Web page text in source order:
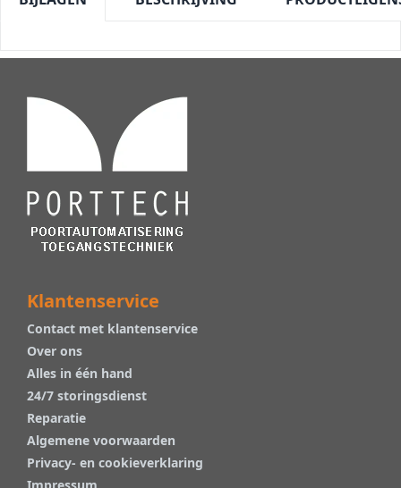
Klantenservice
Contact met klantenservice
Over ons
Alles in één hand
24/7 storingsdienst
Reparatie
Algemene voorwaarden
Privacy- en cookieverklaring